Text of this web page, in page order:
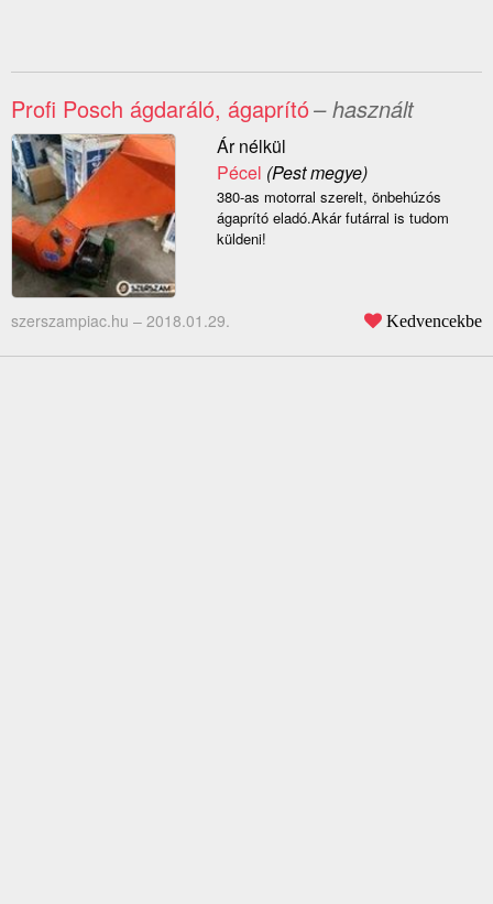
Profi Posch ágdaráló, ágaprító– használt
Ár nélkül
Pécel (Pest megye)
380-as motorral szerelt, önbehúzós
ágaprító eladó.Akár futárral is tudom
küldeni!
szerszampiac.hu – 2018.01.29. Kedvencekbe